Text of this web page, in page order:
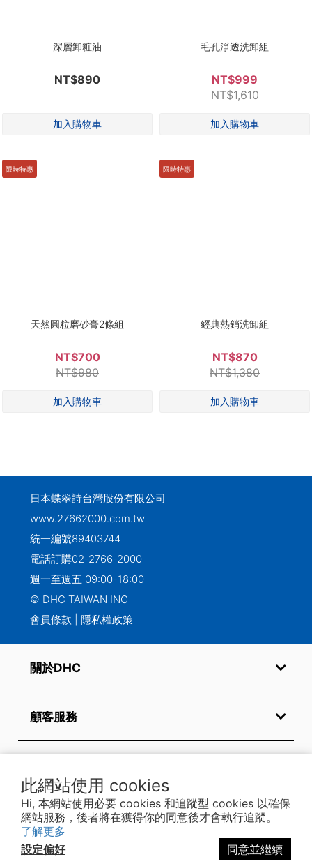
此網站使用 cookies
Hi, 本網站使用必要 cookies 和追蹤型 cookies 以確保
網站服務，後者將在獲得你的同意後才會執行追蹤。
了解更多
設定偏好
同意並繼續
深層卸粧油
NT$890
毛孔淨透洗卸組
NT$999
NT$1,610
限時特惠
天然圓粒磨砂膏2條組
NT$700
NT$980
限時特惠
經典熱銷洗卸組
NT$870
NT$1,380
日本蝶翠詩台灣股份有限公司
www.27662000.com.tw
統一編號89403744
電話訂購02-2766-2000
週一至週五 09:00-18:00
© DHC TAIWAN INC
會員條款
隱私權政策
關於DHC
顧客服務
關注我們